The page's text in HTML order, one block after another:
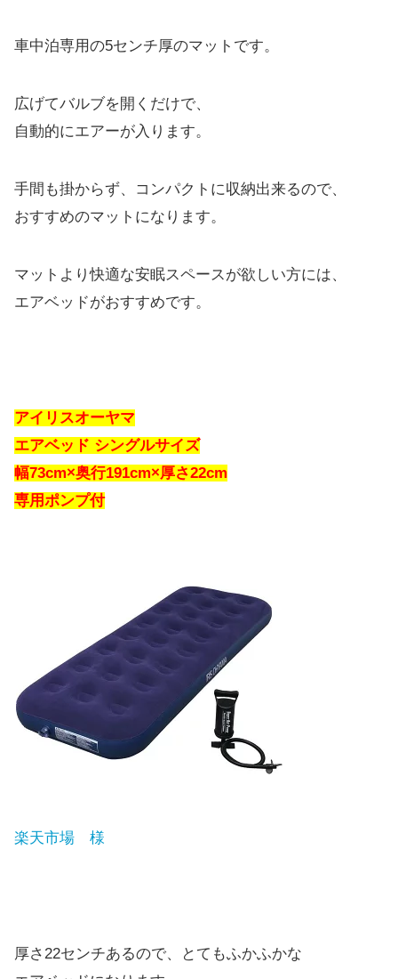
車中泊専用の5センチ厚のマットです。
広げてバルブを開くだけで、
自動的にエアーが入ります。
手間も掛からず、コンパクトに収納出来るので、
おすすめのマットになります。
マットより快適な安眠スペースが欲しい方には、
エアベッドがおすすめです。
アイリスオーヤマ
エアベッド シングルサイズ
幅73cm×奥行191cm×厚さ22cm
専用ポンプ付
楽天市場 様
厚さ22センチあるので、とてもふかふかな